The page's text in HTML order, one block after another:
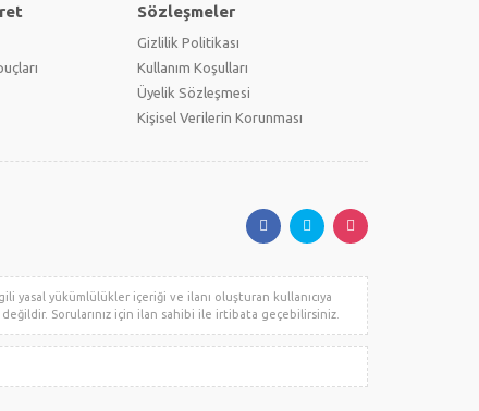
Sözleşmeler
Gizlilik Politikası
Kullanım Koşulları
Üyelik Sözleşmesi
Kişisel Verilerin Korunması
yasal yükümlülükler içeriği ve ilanı oluşturan kullanıcıya
Sorularınız için ilan sahibi ile irtibata geçebilirsiniz.